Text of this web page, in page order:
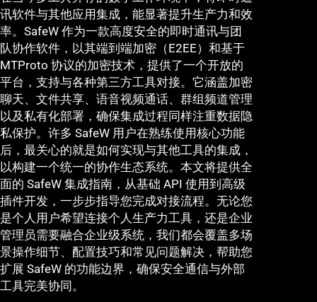
讯软件与其他应用集成，能显著提升生产力和效
率。SafeW 作为一款高度安全的即时通讯与团
队协作软件，以其端到端加密（E2EE）和基于
MTProto 协议的加密技术，提供了一个开放的
平台，支持与各种第三方工具对接。它涵盖加密
聊天、文件共享、语音视频通话、群组频道管理
以及私有化部署，确保集成过程同样注重数据隐
私保护。许多 SafeW 用户在熟练使用核心功能
后，最关心的就是如何实现与其他工具的集成，
以构建一个统一的协作生态系统。本文将提供全
面的 SafeW 集成指南，从基础 API 使用到高级
插件开发，一步步指导您完成对接流程。无论您
是个人用户希望连接个人生产力工具，还是企业
管理员需要融合企业级系统，我们都会覆盖多场
景操作细节、配置技巧和常见问题解决，帮助您
扩展 SafeW 的功能边界，确保安全通信与外部
工具完美协同。